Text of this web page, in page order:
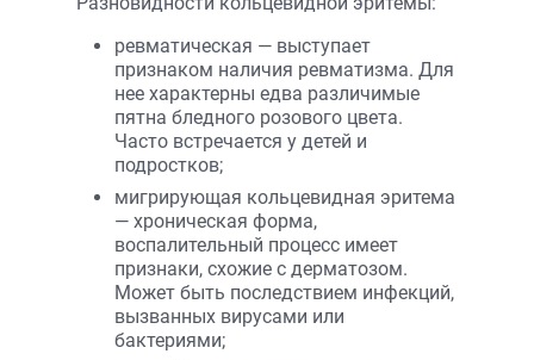
ревматическая — выступает
признаком наличия ревматизма. Для
нее характерны едва различимые
пятна бледного розового цвета.
Часто встречается у детей и
подростков;
мигрирующая кольцевидная эритема
— хроническая форма,
воспалительный процесс имеет
признаки, схожие с дерматозом.
Может быть последствием инфекций,
вызванных вирусами или
бактериями;